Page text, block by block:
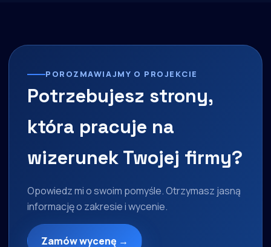
POROZMAWIAJMY O PROJEKCIE
Potrzebujesz strony,
która pracuje na
wizerunek Twojej firmy?
Opowiedz mi o swoim pomyśle. Otrzymasz jasną
informację o zakresie i wycenie.
Zamów wycenę →